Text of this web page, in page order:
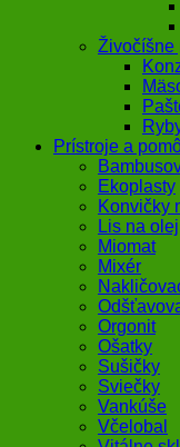
Živočíšne
Prístroje a
Ekoplasty
Konvičky
Lis na olej
Miomat
Mixér
Orgonit
Ošatky
Sušičky
Sviečky
Vankúše
Včelobal